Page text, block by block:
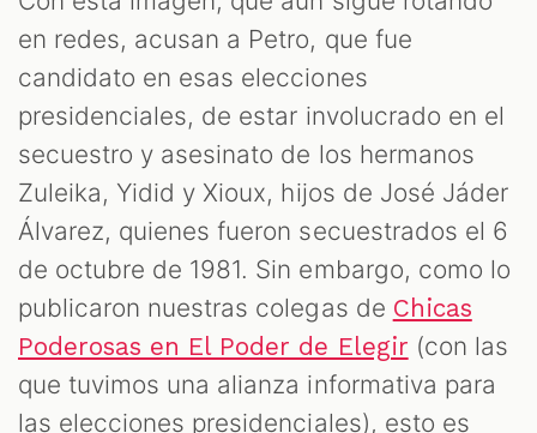
en redes, acusan a Petro, que fue
candidato en esas elecciones
presidenciales, de estar involucrado en el
secuestro y asesinato de los hermanos
Zuleika, Yidid y Xioux, hijos de José Jáder
Álvarez, quienes fueron secuestrados el 6
de octubre de 1981. Sin embargo, como lo
publicaron nuestras colegas de Chicas
Poderosas en El Poder de Elegir (con las
que tuvimos una alianza informativa para
las elecciones presidenciales), esto es